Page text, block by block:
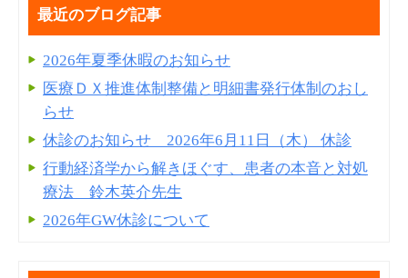
最近のブログ記事
2026年夏季休暇のお知らせ
医療ＤＸ推進体制整備と明細書発⾏体制のおし
らせ
休診のお知らせ 2026年6月11日（木） 休診
行動経済学から解きほぐす、患者の本音と対処
療法 鈴木英介先生
2026年GW休診について